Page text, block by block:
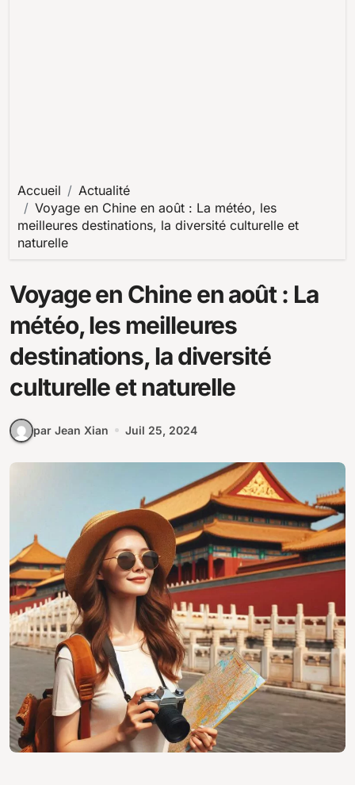
Accueil
Actualité
Voyage en Chine en août : La météo, les
meilleures destinations, la diversité culturelle et
naturelle
Voyage en Chine en août : La
météo, les meilleures
destinations, la diversité
culturelle et naturelle
par Jean Xian Juil 25, 2024